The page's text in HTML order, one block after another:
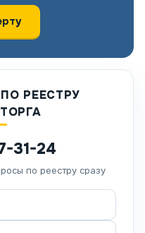
РЕЕСТРУ
31-24
по реестру сразу